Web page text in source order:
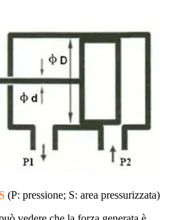
(P: pressione; S: area pressurizzata)